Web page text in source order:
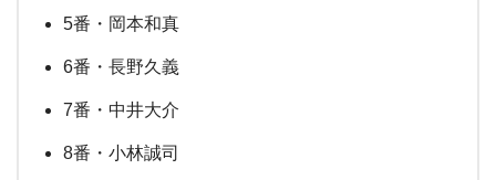
5番・岡本和真
6番・長野久義
7番・中井大介
8番・小林誠司